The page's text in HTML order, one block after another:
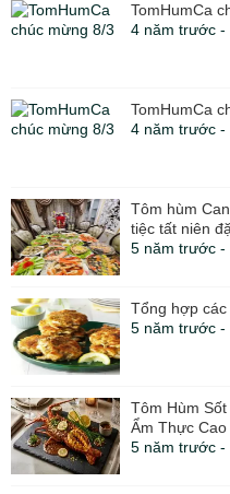
TomHumCa
4 năm trước -
TomHumCa
4 năm trước -
Tôm hùm
tiệc tất niên
5 năm trước -
Tổng hợp
5 năm trước -
Tôm Hùm
Ẩm Thực Cao
5 năm trước -